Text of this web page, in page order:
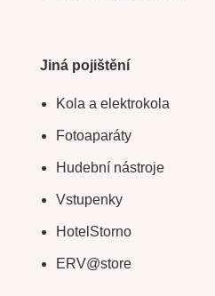
Jiná pojištění
Kola a elektrokola
Fotoaparáty
Hudební nástroje
Vstupenky
HotelStorno
ERV@store